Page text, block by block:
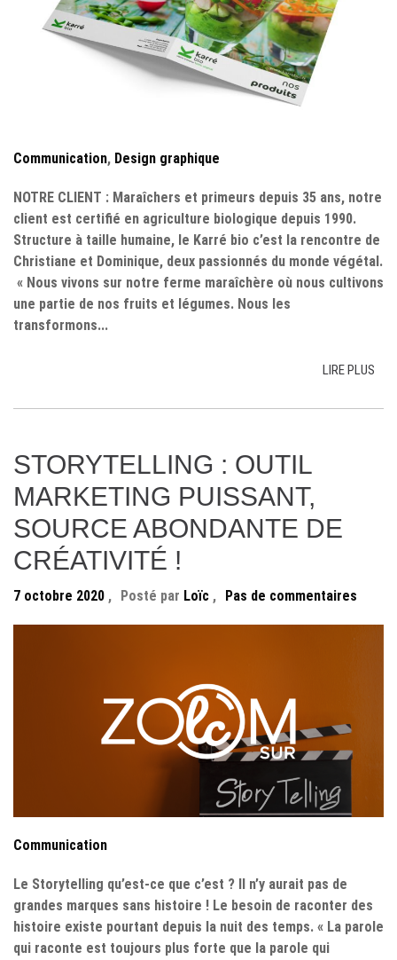
Communication, Design graphique
NOTRE CLIENT : Maraîchers et primeurs depuis 35 ans, notre
client est certifié en agriculture biologique depuis 1990.
Structure à taille humaine, le Karré bio c’est la rencontre de
Christiane et Dominique, deux passionnés du monde végétal.​
« Nous vivons sur notre ferme maraîchère où nous cultivons
une partie de nos fruits et légumes. Nous les
transformons...
LIRE PLUS
STORYTELLING : OUTIL
MARKETING PUISSANT,
SOURCE ABONDANTE DE
CRÉATIVITÉ !
7 octobre 2020 , Posté par Loïc , Pas de commentaires
Communication
Le Storytelling qu’est-ce que c’est ? Il n’y aurait pas de
grandes marques sans histoire ! Le besoin de raconter des
histoire existe pourtant depuis la nuit des temps. « La parole
qui raconte est toujours plus forte que la parole qui